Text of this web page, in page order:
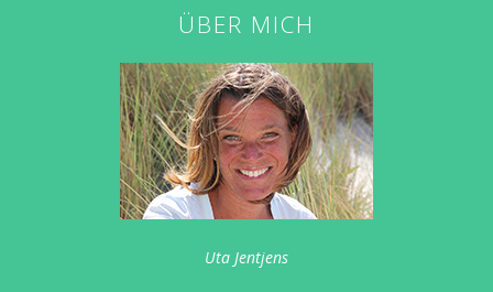
ÜBER MICH
Uta Jentjens